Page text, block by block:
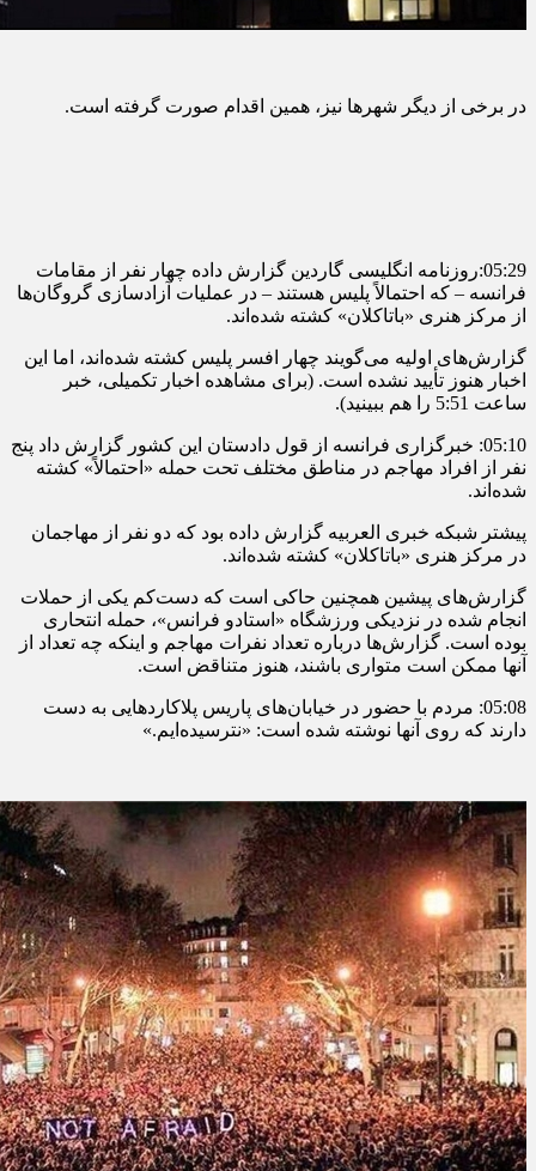
در برخی از دیگر شهرها نیز، همین اقدام صورت گرفته است.
05:29:روزنامه انگلیسی گاردین گزارش داده چهار نفر از مقامات
فرانسه – که احتمالاً پلیس هستند – در عملیات آزادسازی گروگان‌ها
از مرکز هنری «باتاکلان» کشته‌ شده‌اند.
گزارش‌های اولیه می‌گویند چهار افسر پلیس کشته شده‌اند، اما این
اخبار هنوز تأیید نشده است. (برای مشاهده اخبار تکمیلی، خبر
ساعت 5:51 را هم ببینید).
05:10: خبرگزاری فرانسه از قول دادستان این کشور گزارش داد پنج
نفر از افراد مهاجم در مناطق مختلف تحت حمله «احتمالاً» کشته
شده‌اند.
پیشتر شبکه خبری العربیه گزارش داده بود که دو نفر از مهاجمان
در مرکز هنری «باتاکلان» کشته شده‌اند.
گزارش‌های پیشین همچنین حاکی است که دست‌کم یکی از حملات
انجام شده در نزدیکی ورزشگاه «استادو فرانس»، حمله انتحاری
بوده است. گزارش‌ها درباره تعداد نفرات مهاجم و اینکه چه تعداد از
آنها ممکن است متواری باشند، هنوز متناقض است.
05:08: مردم با حضور در خیابان‌های پاریس پلاکاردهایی به دست
دارند که روی آنها نوشته شده است: «نترسیده‌ایم.»